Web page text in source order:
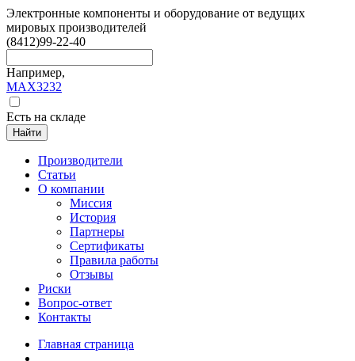
Электронные компоненты и оборудование от ведущих
мировых производителей
(8412)99-22-40
Например,
MAX3232
Есть на складе
Найти
Производители
Статьи
О компании
Миссия
История
Партнеры
Сертификаты
Правила работы
Отзывы
Риски
Вопрос-ответ
Контакты
Главная страница